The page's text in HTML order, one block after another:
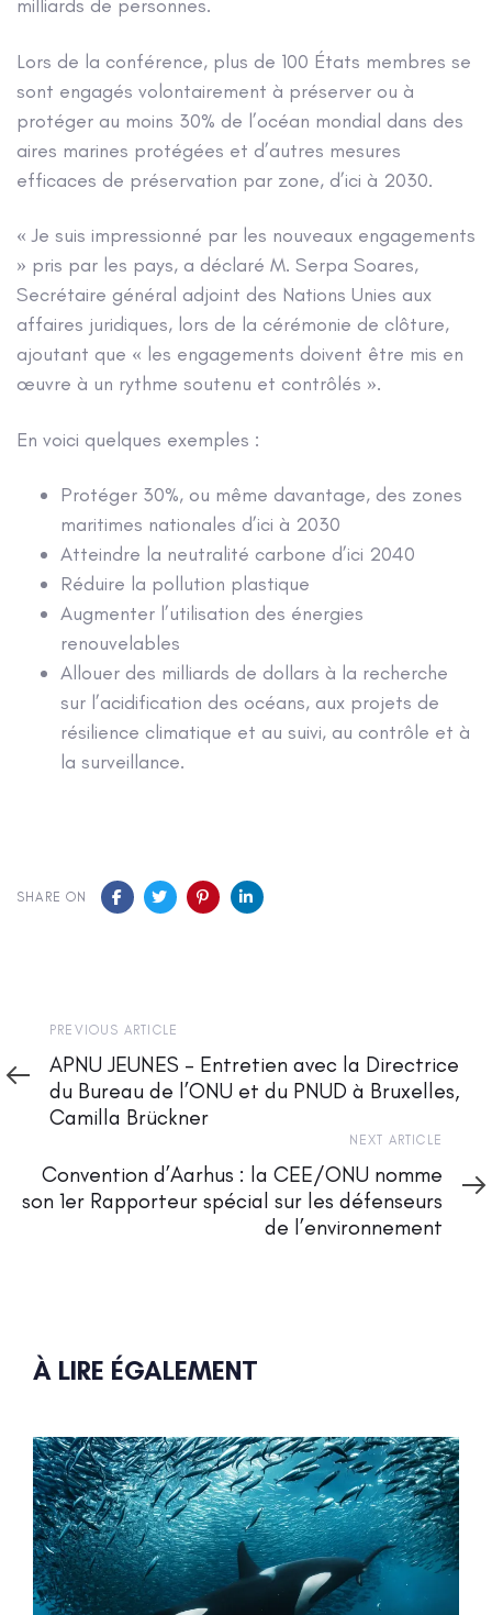
milliards de personnes.
Lors de la conférence, plus de 100 États membres se
sont engagés volontairement à préserver ou à
protéger au moins 30% de l’océan mondial dans des
aires marines protégées et d’autres mesures
efficaces de préservation par zone, d’ici à 2030.
« Je suis impressionné par les nouveaux engagements
» pris par les pays, a déclaré M. Serpa Soares,
Secrétaire général adjoint des Nations Unies aux
affaires juridiques, lors de la cérémonie de clôture,
ajoutant que « les engagements doivent être mis en
œuvre à un rythme soutenu et contrôlés ».
En voici quelques exemples :
Protéger 30%, ou même davantage, des zones
maritimes nationales d’ici à 2030
Atteindre la neutralité carbone d’ici 2040
Réduire la pollution plastique
Augmenter l’utilisation des énergies
renouvelables
Allouer des milliards de dollars à la recherche
sur l’acidification des océans, aux projets de
résilience climatique et au suivi, au contrôle et à
la surveillance.
SHARE ON
Previous
Article
PREVIOUS ARTICLE
APNU JEUNES – Entretien avec la Directrice
du Bureau de l’ONU et du PNUD à Bruxelles,
Camilla Brückner
Article
NEXT ARTICLE
Convention d’Aarhus : la CEE/ONU nomme
son 1er Rapporteur spécial sur les défenseurs
de l’environnement
À LIRE ÉGALEMENT